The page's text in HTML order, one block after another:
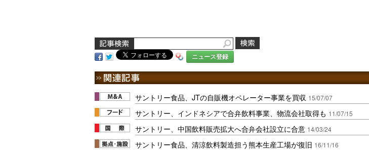
ニュース登録
サントリー食品、JTの自販機オペレーター事業を買収 15/07/07
サントリー、インドネシアで合弁飲料事業、物流会社取得も 11/07/15
サントリー、中国飲料販売拡大へ合弁会社設立に合意 14/03/24
サントリー食品、清涼飲料製造担う熊本生産工場が復旧 16/11/16